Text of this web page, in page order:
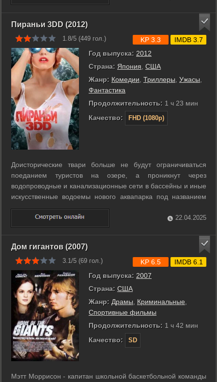
расположенную у озера, на ...
Пираньи 3DD (2012)
1.8/5 (449 гол.)
Год выпуска: 2012
Страна: Япония США
Жанр: Комедии Триллеры Ужасы
Фантастика
Продолжительность: 1 ч 23 мин
Качество:
FHD (1080p)
KP 3.3 IMDB 3.7
Доисторические твари больше не будут ограничиваться
поеданием туристов на озере, а проникнут через
водопроводные и канализационные сети в бассейны и иные
искусственные водоемы нового аквапарка под названием
Wilderness Waters. Именно там и развернется основное
действие. ...
22.04.2025
Дом гигантов (2007)
3.1/5 (69 гол.)
Год выпуска: 2007
Страна: США
Жанр: Драмы Криминальные
Спортивные фильмы
Продолжительность: 1 ч 42 мин
Качество:
SD
KP 6.5 IMDB 6.1
Мэтт Моррисон - капитан школьной баскетбольной команды